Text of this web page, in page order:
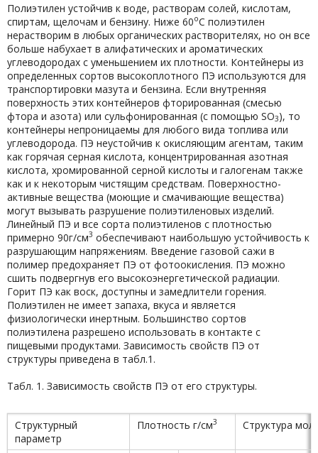
Полиэтилен устойчив к воде, растворам солей, кислотам,
спиртам, щелочам и бензину. Ниже 60оС полиэтилен
нерастворим в любых органических растворителях, но он все
больше набухает в алифатических и ароматических
углеводородах с уменьшением их плотности. Контейнеры из
определенных сортов высокоплотного ПЭ используются для
транспортировки мазута и бензина. Если внутренняя
поверхность этих контейнеров фторированная (смесью
фтора и азота) или сульфонированная (с помощью SO3), то
контейнеры непроницаемы для любого вида топлива или
углеводорода. ПЭ неустойчив к окисляющим агентам, таким
как горячая серная кислота, концентрированная азотная
кислота, хромированной серной кислоты и галогенам также
как и к некоторым чистящим средствам. Поверхностно-
активные вещества (моющие и смачивающие вещества)
могут вызывать разрушение полиэтиленовых изделий.
Линейный ПЭ и все сорта полиэтиленов с плотностью
примерно 90г/см3 обеспечивают наибольшую устойчивость к
разрушающим напряжениям. Введение газовой сажи в
полимер предохраняет ПЭ от фотоокисления. ПЭ можно
сшить подвергнув его высокоэнергетической радиации.
Горит ПЭ как воск, доступны и замедлители горения.
Полиэтилен не имеет запаха, вкуса и является
физиологически инертным. Большинство сортов
полиэтилена разрешено использовать в контакте с
пищевыми продуктами. Зависимость свойств ПЭ от
структуры приведена в табл.1.
Табл. 1. Зависимость свойств ПЭ от его структуры.
Структурный
параметр
Плотность г/см3 Структура